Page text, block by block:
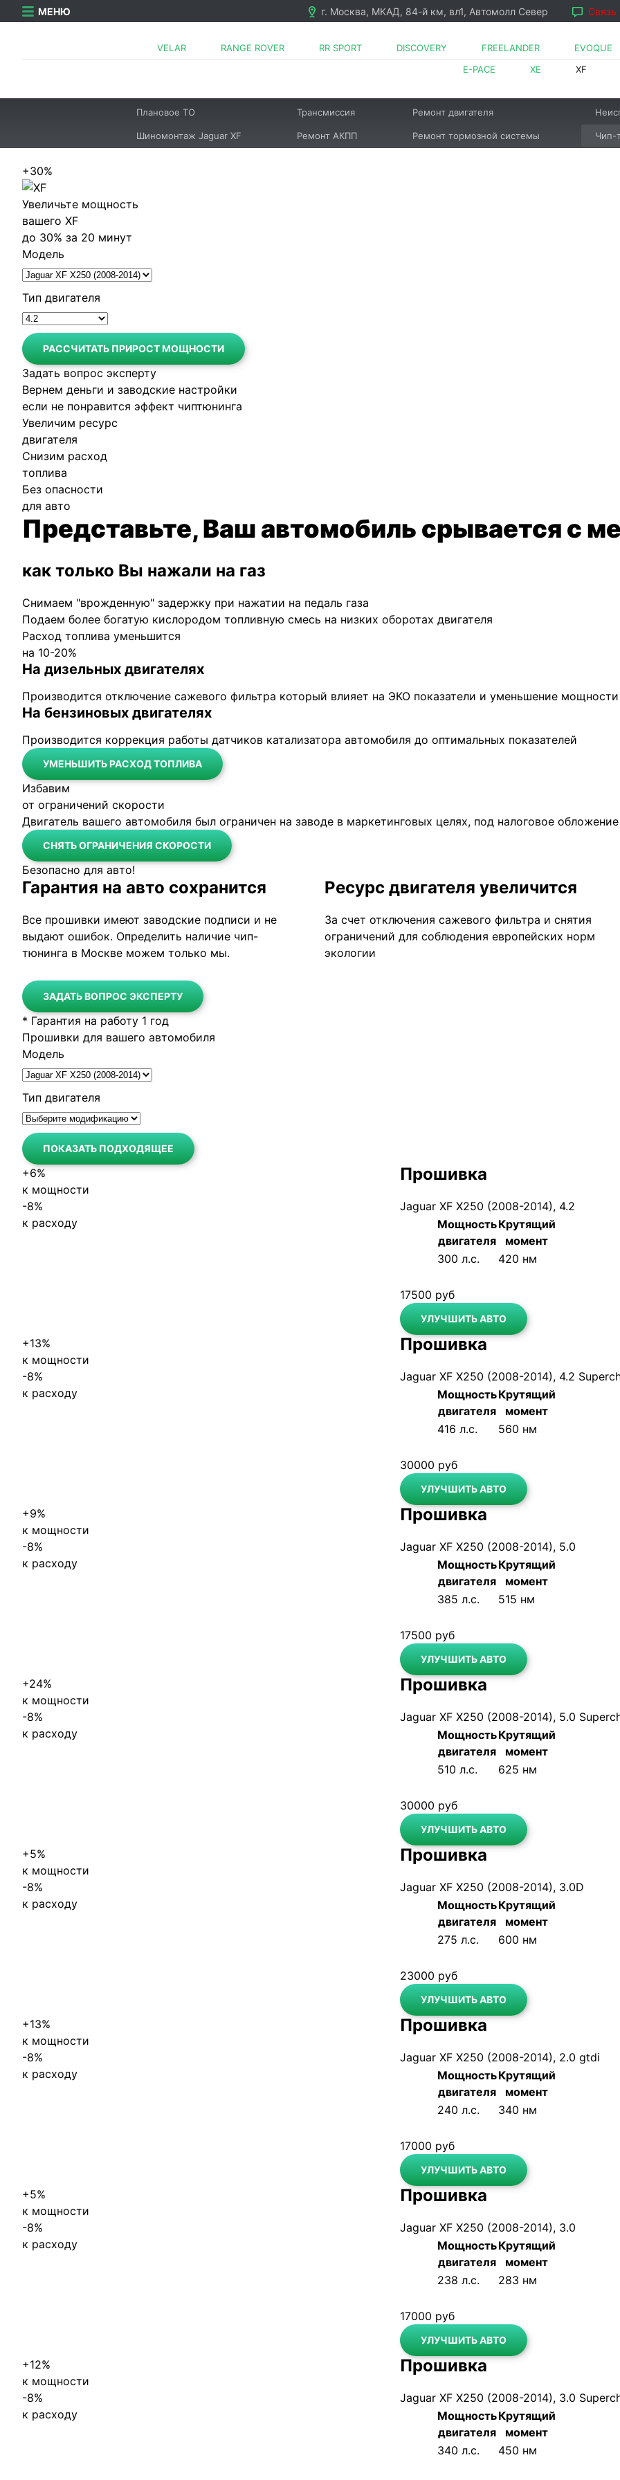
МЕНЮ Связь
г. Москва, МКАД, 84-й км, вл1, Автомолл Север
EVOQUE
FREELANDER
DISCOVERY
RR SPORT
RANGE ROVER
VELAR
XF
XE
E-PACE
Плановое ТО
Шиномонтаж Jaguar XF
Трансмиссия
Ремонт АКПП
Ремонт двигателя
Ремонт тормозной системы Чип-
+30%
Увеличьте мощность
вашего XF
до 30% за 20 минут
Модель
Тип двигателя
РАССЧИТАТЬ ПРИРОСТ МОЩНОСТИ
Задать вопрос эксперту
Вернем деньги и заводские настройки
если не понравится эффект чиптюнинга
Увеличим ресурс
двигателя
Снизим расход
топлива
Без опасности
для авто
Представьте, Ваш автомобиль срывается с
как только Вы нажали на газ
Снимаем "врожденную" задержку при нажатии на педаль газа
Подаем более богатую кислородом топливную смесь на низких оборотах двигателя
Расход топлива уменьшится
на 10-20%
На дизельных двигателях
Производится отключение сажевого фильтра который влияет на ЭКО показатели и уменьшение мощности
На бензиновых двигателях
Производится коррекция работы датчиков катализатора автомобиля до оптимальных показателей
УМЕНЬШИТЬ РАСХОД ТОПЛИВА
Избавим
от ограничений скорости
Двигатель вашего автомобиля был ограничен на заводе в маркетинговых целях, под налоговое
СНЯТЬ ОГРАНИЧЕНИЯ СКОРОСТИ
Безопасно для авто!
Гарантия на авто сохранится
Все прошивки имеют заводские подписи и не
выдают ошибок. Определить наличие чип-
тюнинга в Москве можем только мы.
Ресурс двигателя увеличится
За счет отключения сажевого фильтра и снятия
ограничений для соблюдения европейских норм
экологии
ЗАДАТЬ ВОПРОС ЭКСПЕРТУ
* Гарантия на работу 1 год
Прошивки для вашего автомобиля
Модель
Тип двигателя
ПОКАЗАТЬ ПОДХОДЯЩЕЕ
+6%
к мощности
-8%
к расходу
Прошивка
Jaguar XF X250 (2008-2014), 4.2
Мощность
двигателя
Крутящий
момент
300 л.с.
420 нм
17500 руб
УЛУЧШИТЬ АВТО
+13%
к мощности
-8%
к расходу
Прошивка
Jaguar XF X250 (2008-2014), 4.2
Мощность
двигателя
Крутящий
момент
416 л.с.
560 нм
30000 руб
УЛУЧШИТЬ АВТО
+9%
к мощности
-8%
к расходу
Прошивка
Jaguar XF X250 (2008-2014), 5.0
Мощность
двигателя
Крутящий
момент
385 л.с.
515 нм
17500 руб
УЛУЧШИТЬ АВТО
+24%
к мощности
-8%
к расходу
Прошивка
Jaguar XF X250 (2008-2014), 5.0
Мощность
двигателя
Крутящий
момент
510 л.с.
625 нм
30000 руб
УЛУЧШИТЬ АВТО
+5%
к мощности
-8%
к расходу
Прошивка
Jaguar XF X250 (2008-2014), 3.0D
Мощность
двигателя
Крутящий
момент
275 л.с.
600 нм
23000 руб
УЛУЧШИТЬ АВТО
+13%
к мощности
-8%
к расходу
Прошивка
Jaguar XF X250 (2008-2014), 2.0 gtdi
Мощность
двигателя
Крутящий
момент
240 л.с.
340 нм
17000 руб
УЛУЧШИТЬ АВТО
+5%
к мощности
-8%
к расходу
Прошивка
Jaguar XF X250 (2008-2014), 3.0
Мощность
двигателя
Крутящий
момент
238 л.с.
283 нм
17000 руб
УЛУЧШИТЬ АВТО
+12%
к мощности
-8%
к расходу
Прошивка
Jaguar XF X250 (2008-2014), 3.0
Мощность
двигателя
Крутящий
момент
340 л.с.
450 нм